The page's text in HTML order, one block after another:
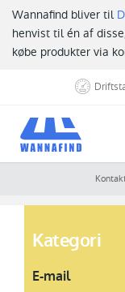
Wannafind bliver til
henvist til én af
købe produkter via
Kategori
E-mail